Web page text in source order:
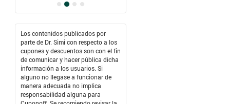
Los contenidos publicados por
parte de Dr. Simi con respecto a los
cupones y descuentos son con el fin
de comunicar y hacer pública dicha
información a los usuarios. Si
alguno no llegase a funcionar de
manera adecuada no implica
responsabilidad alguna para